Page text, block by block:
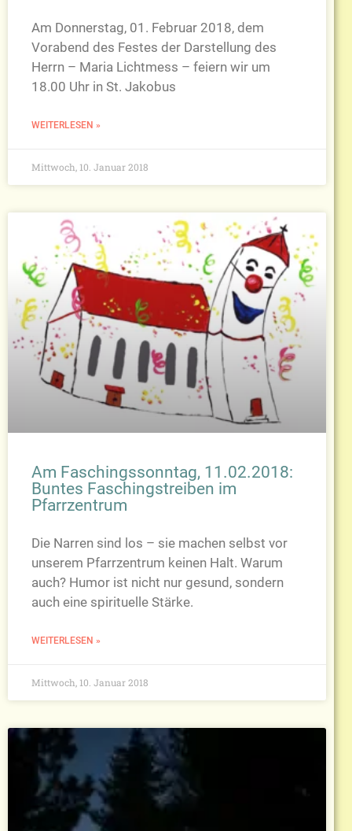
Am Donnerstag, 01. Februar 2018, dem
Vorabend des Festes der Darstellung des
Herrn – Maria Lichtmess – feiern wir um
18.00 Uhr in St. Jakobus
WEITERLESEN »
Mittwoch, 10. Januar 2018
Am Faschingssonntag, 11.02.2018:
Buntes Faschingstreiben im
Pfarrzentrum
Die Narren sind los – sie machen selbst vor
unserem Pfarrzentrum keinen Halt. Warum
auch? Humor ist nicht nur gesund, sondern
auch eine spirituelle Stärke.
WEITERLESEN »
Mittwoch, 10. Januar 2018